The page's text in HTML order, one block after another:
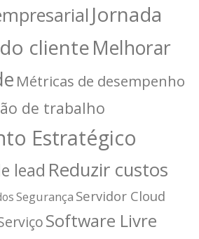
Jornada
clienteMelhorar
Métricas de desempenho
de trabalho
Estratégico
lead Reduzir custos
Segurança Servidor Cloud
Software Livre